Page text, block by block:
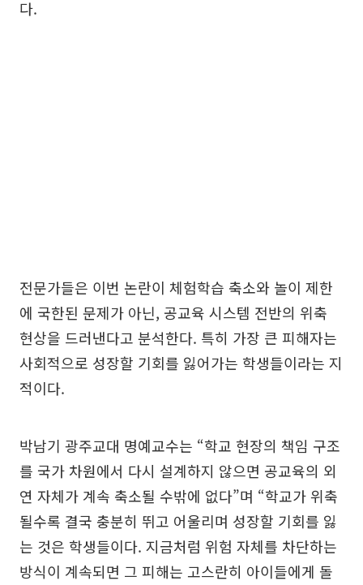
다.
전문가들은 이번 논란이 체험학습 축소와 놀이 제한
에 국한된 문제가 아닌, 공교육 시스템 전반의 위축
현상을 드러낸다고 분석한다. 특히 가장 큰 피해자는
사회적으로 성장할 기회를 잃어가는 학생들이라는 지
적이다.
박남기 광주교대 명예교수는 “학교 현장의 책임 구조
를 국가 차원에서 다시 설계하지 않으면 공교육의 외
연 자체가 계속 축소될 수밖에 없다”며 “학교가 위축
될수록 결국 충분히 뛰고 어울리며 성장할 기회를 잃
는 것은 학생들이다. 지금처럼 위험 자체를 차단하는
방식이 계속되면 그 피해는 고스란히 아이들에게 돌